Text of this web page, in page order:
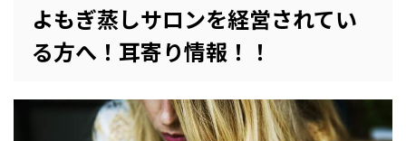
よもぎ蒸しサロンを経営されてい
る方へ！耳寄り情報！！